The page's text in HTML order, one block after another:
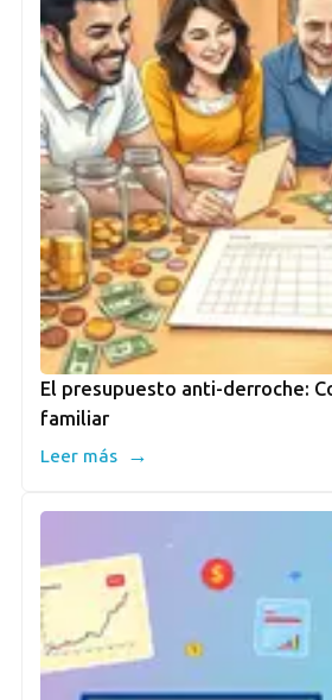
El presupuesto anti-derroche:
familiar
Leer más →